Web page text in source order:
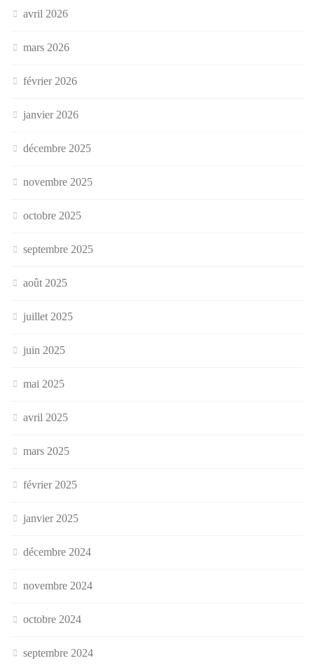
avril 2026
mars 2026
février 2026
janvier 2026
décembre 2025
novembre 2025
octobre 2025
septembre 2025
août 2025
juillet 2025
juin 2025
mai 2025
avril 2025
mars 2025
février 2025
janvier 2025
décembre 2024
novembre 2024
octobre 2024
septembre 2024